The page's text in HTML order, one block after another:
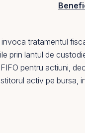
tratamentul
prin lantul de
pentru actiuni,
activpe bursa,